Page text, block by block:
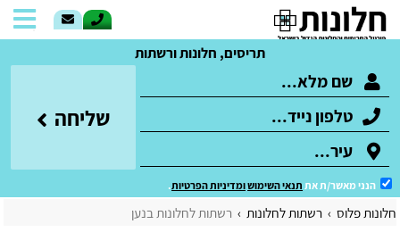
תריסים, חלונות ורשתות
שליחה
הנני מאשר/ת את תנאי השימושומדיניות הפרטיות.
חלונות פלוס רשתות לחלונות רשתות לחלונות בנען